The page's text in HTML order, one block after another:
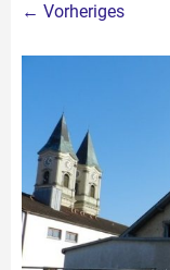
← Vorheriges